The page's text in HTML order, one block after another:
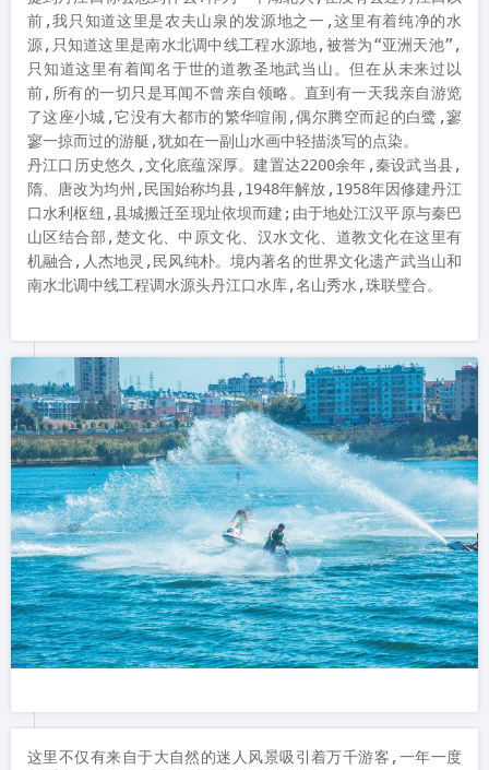
前,我只知道这里是农夫山泉的发源地之一,这里有着纯净的水
源,只知道这里是南水北调中线工程水源地,被誉为“亚洲天池”,
只知道这里有着闻名于世的道教圣地武当山。但在从未来过以
前,所有的一切只是耳闻不曾亲自领略。直到有一天我亲自游览
了这座小城,它没有大都市的繁华喧闹,偶尔腾空而起的白鹭,寥
寥一掠而过的游艇,犹如在一副山水画中轻描淡写的点染。
丹江口历史悠久,文化底蕴深厚。建置达2200余年,秦设武当县,
隋、唐改为均州,民国始称均县,1948年解放,1958年因修建丹江
口水利枢纽,县城搬迁至现址依坝而建;由于地处江汉平原与秦巴
山区结合部,楚文化、中原文化、汉水文化、道教文化在这里有
机融合,人杰地灵,民风纯朴。境内著名的世界文化遗产武当山和
这里不仅有来自于大自然的迷人风景吸引着万千游客,一年一度